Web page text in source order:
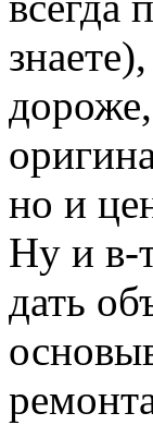
но и
Ну и в-
дать